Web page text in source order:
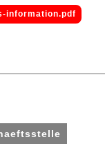
information.pdf